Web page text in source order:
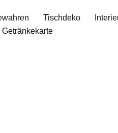
Tischdeko
Getränkekarte